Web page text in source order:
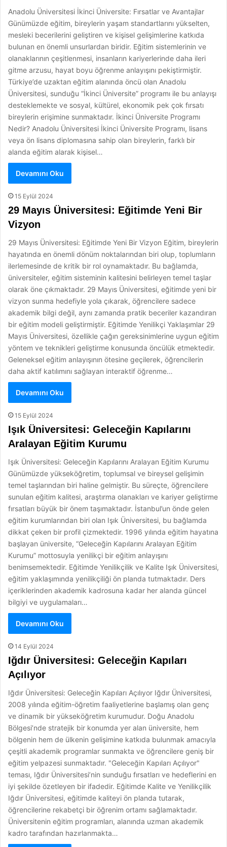
Anadolu Üniversitesi İkinci Üniversite: Fırsatlar ve Avantajlar
Günümüzde eğitim, bireylerin yaşam standartlarını yükselten,
mesleki becerilerini geliştiren ve kişisel gelişimlerine katkıda
bulunan en önemli unsurlardan biridir. Eğitim sistemlerinin ve
olanaklarının çeşitlenmesi, insanların kariyerlerinde daha ileri
gitme arzusu, hayat boyu öğrenme anlayışını pekiştirmiştir.
Türkiye’de uzaktan eğitim alanında öncü olan Anadolu
Üniversitesi, sunduğu “İkinci Üniversite” programı ile bu anlayışı
desteklemekte ve sosyal, kültürel, ekonomik pek çok fırsatı
bireylerin erişimine sunmaktadır. İkinci Üniversite Programı
Nedir? Anadolu Üniversitesi İkinci Üniversite Programı, lisans
veya ön lisans diplomasına sahip olan bireylerin, farklı bir
alanda eğitim alarak kişisel…
Devamını Oku
15 Eylül 2024
29 Mayıs Üniversitesi: Eğitimde Yeni Bir
Vizyon
29 Mayıs Üniversitesi: Eğitimde Yeni Bir Vizyon Eğitim, bireylerin
hayatında en önemli dönüm noktalarından biri olup, toplumların
ilerlemesinde de kritik bir rol oynamaktadır. Bu bağlamda,
üniversiteler, eğitim sisteminin kalitesini belirleyen temel taşlar
olarak öne çıkmaktadır. 29 Mayıs Üniversitesi, eğitimde yeni bir
vizyon sunma hedefiyle yola çıkarak, öğrencilere sadece
akademik bilgi değil, aynı zamanda pratik beceriler kazandıran
bir eğitim modeli geliştirmiştir. Eğitimde Yenilikçi Yaklaşımlar 29
Mayıs Üniversitesi, özellikle çağın gereksinimlerine uygun eğitim
yöntem ve teknikleri geliştirme konusunda öncülük etmektedir.
Geleneksel eğitim anlayışının ötesine geçilerek, öğrencilerin
daha aktif katılımını sağlayan interaktif öğrenme…
Devamını Oku
15 Eylül 2024
Işık Üniversitesi: Geleceğin Kapılarını
Aralayan Eğitim Kurumu
Işık Üniversitesi: Geleceğin Kapılarını Aralayan Eğitim Kurumu
Günümüzde yükseköğretim, toplumsal ve bireysel gelişimin
temel taşlarından biri haline gelmiştir. Bu süreçte, öğrencilere
sunulan eğitim kalitesi, araştırma olanakları ve kariyer geliştirme
fırsatları büyük bir önem taşımaktadır. İstanbul’un önde gelen
eğitim kurumlarından biri olan Işık Üniversitesi, bu bağlamda
dikkat çeken bir profil çizmektedir. 1996 yılında eğitim hayatına
başlayan üniversite, “Geleceğin Kapılarını Aralayan Eğitim
Kurumu” mottosuyla yenilikçi bir eğitim anlayışını
benimsemektedir. Eğitimde Yenilikçilik ve Kalite Işık Üniversitesi,
eğitim yaklaşımında yenilikçiliği ön planda tutmaktadır. Ders
içeriklerinden akademik kadrosuna kadar her alanda güncel
bilgiyi ve uygulamaları…
Devamını Oku
14 Eylül 2024
Iğdır Üniversitesi: Geleceğin Kapıları
Açılıyor
Iğdır Üniversitesi: Geleceğin Kapıları Açılıyor Iğdır Üniversitesi,
2008 yılında eğitim-öğretim faaliyetlerine başlamış olan genç
ve dinamik bir yükseköğretim kurumudur. Doğu Anadolu
Bölgesi’nde stratejik bir konumda yer alan üniversite, hem
bölgenin hem de ülkenin gelişimine katkıda bulunmak amacıyla
çeşitli akademik programlar sunmakta ve öğrencilere geniş bir
eğitim yelpazesi sunmaktadır. "Geleceğin Kapıları Açılıyor"
teması, Iğdır Üniversitesi’nin sunduğu fırsatları ve hedeflerini en
iyi şekilde özetleyen bir ifadedir. Eğitimde Kalite ve Yenilikçilik
Iğdır Üniversitesi, eğitimde kaliteyi ön planda tutarak,
öğrencilerine rekabetçi bir öğrenim ortamı sağlamaktadır.
Üniversitenin eğitim programları, alanında uzman akademik
kadro tarafından hazırlanmakta…